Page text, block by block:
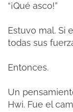
“¡Qué asco!”
Estuvo mal. Si
todas sus
Entonces.
Un
Hwi. Fue el